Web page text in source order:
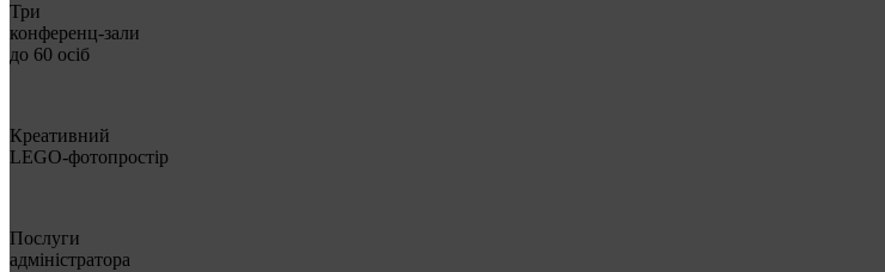
Три
конференц-зали
до 60 осіб
Креативний
LEGO-фотопростір
Послуги
адміністратора